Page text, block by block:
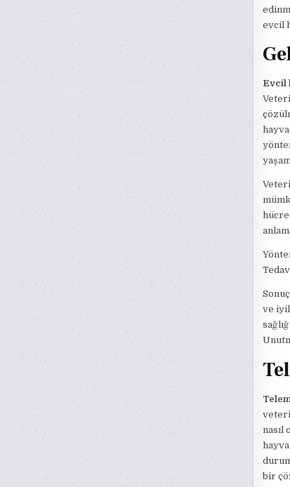
evcil
Evcil
ve
nasıl
bir